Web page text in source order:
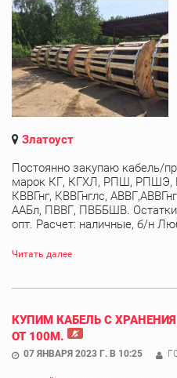
Златоуст
Постоянно закупаю кабель/
марок КГ, КГХЛ, РПШ, РПШЭ,
КВВГнг, КВВГнглс,
ААБл, ПВВГ, ПВББШВ.
опт. Расчет: наличные, б/н
Читать далее
КУПИМ КАБЕЛЬ С
ОТ 100М.
07 ЯНВАРЯ 2023 Г. В 10:25